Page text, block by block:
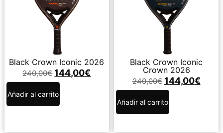
Black Crown Iconic 2026
240,00€ 144,00€
Añadir al carrito
Black Crown Iconic
Crown 2026
240,00€ 144,00€
Añadir al carrito